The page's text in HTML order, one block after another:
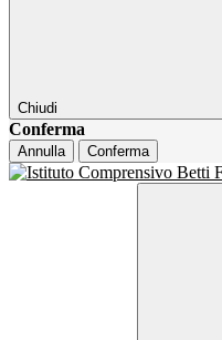
Chiudi
Conferma
Annulla Conferma